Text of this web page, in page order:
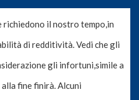
richiedono il nostro tempo,in
di redditività. Vedi che gli
gli infortuni,simile a
fine finirà. Alcuni